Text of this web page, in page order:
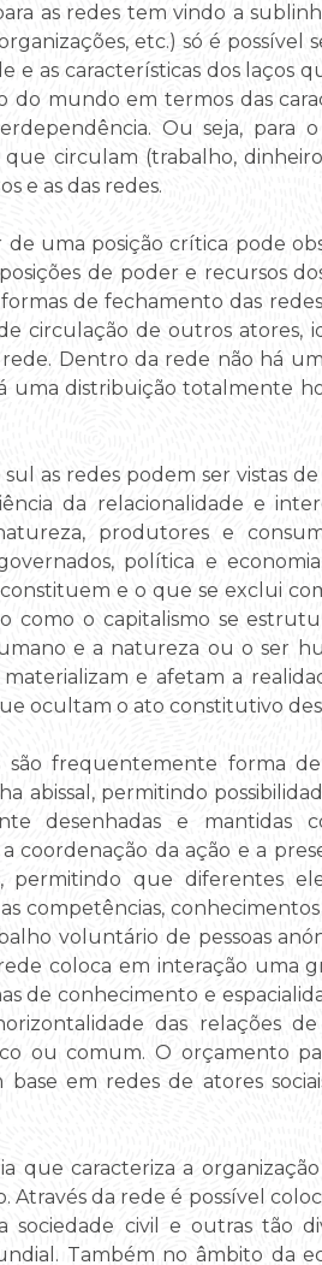
as redes tem vindo a
etc.) só é
e as características dos laços
do mundo em termos das
Ou seja,
circulam (trabalho,
e as das redes.
de uma posição crítica pode
de poder e recursos
de fechamento das
circulação de outros atores,
Dentro da rede não há
distribuição totalmente
as redes podem ser vistas
da relacionalidade e
produtores e
política e
e o que se exclui
o capitalismo se
e a natureza ou o ser
e afetam a
ocultam o ato constitutivo
frequentemente forma
abissal, permitindo
desenhadas e mantidas
coordenação da ação e a
permitindo que diferentes
competências,
voluntário de pessoas
coloca em interação uma
de conhecimento e
das relações
ou comum. O orçamento
base em redes de atores
que caracteriza a
Através da rede é possível
sociedade civil e outras tão
Também no âmbito da